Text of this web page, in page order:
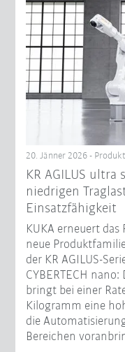
20. Jänner 2026 -
KR AGILUS ultra
niedrigen
Einsatzfähigkeit
KUKA erneuert
neue
der KR AGILUS-
CYBERTECH
bringt bei einer
Kilogramm eine
die
Bereichen